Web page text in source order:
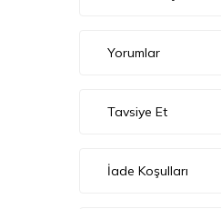
Yorumlar
Tavsiye Et
İade Koşulları